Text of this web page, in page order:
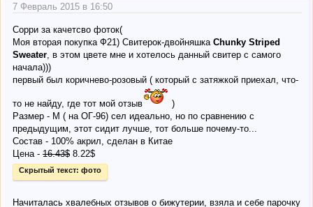
7 Февраль 2015 в 16:50
Сорри за качетсво фоток(
Моя вторая покупка Ф21) Свитерок-двойняшка Chunky Striped
Sweater , в этом цвете мне и хотелось данный свитер с самого
начала)))
первый был коричнево-розовый ( который с затяжкой приехал, что-
то не найду, где тот мой отзыв
)
Размер - М ( на ОГ-96) сел идеально, но по сравнению с
предыдущим, этот сидит лучше, тот больше почему-то...
Состав - 100% акрил, сделан в Китае
Цена - 16.43$ 8.22$
Скрытый текст: фото
Начиталась хвалебных отзывов о бижутерии, взяла и себе парочку